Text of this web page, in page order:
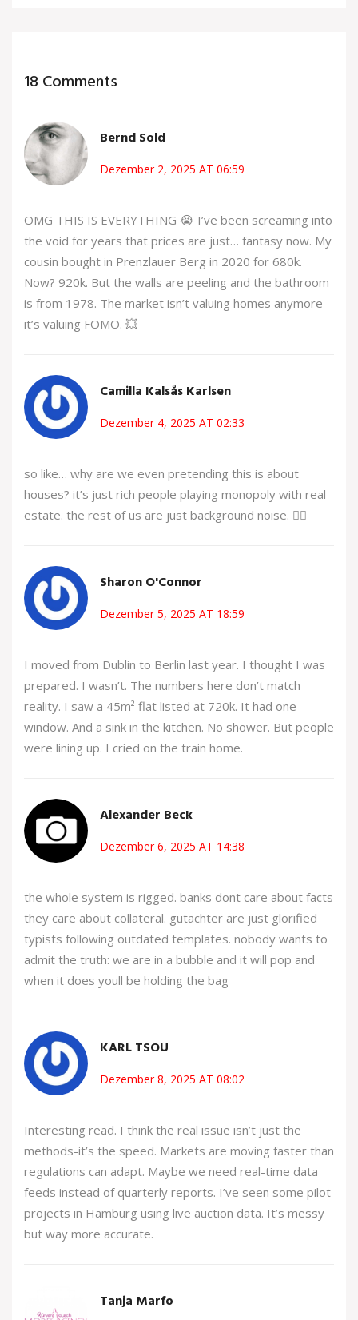
18 Comments
Bernd Sold
Dezember 2, 2025 AT 06:59
OMG THIS IS EVERYTHING 😭 I’ve been screaming into
the void for years that prices are just… fantasy now. My
cousin bought in Prenzlauer Berg in 2020 for 680k.
Now? 920k. But the walls are peeling and the bathroom
is from 1978. The market isn’t valuing homes anymore-
it’s valuing FOMO. 💥
Camilla Kalsås Karlsen
Dezember 4, 2025 AT 02:33
so like… why are we even pretending this is about
houses? it’s just rich people playing monopoly with real
estate. the rest of us are just background noise. 🤷‍♀️
Sharon O'Connor
Dezember 5, 2025 AT 18:59
I moved from Dublin to Berlin last year. I thought I was
prepared. I wasn’t. The numbers here don’t match
reality. I saw a 45m² flat listed at 720k. It had one
window. And a sink in the kitchen. No shower. But people
were lining up. I cried on the train home.
Alexander Beck
Dezember 6, 2025 AT 14:38
the whole system is rigged. banks dont care about facts
they care about collateral. gutachter are just glorified
typists following outdated templates. nobody wants to
admit the truth: we are in a bubble and it will pop and
when it does youll be holding the bag
KARL TSOU
Dezember 8, 2025 AT 08:02
Interesting read. I think the real issue isn’t just the
methods-it’s the speed. Markets are moving faster than
regulations can adapt. Maybe we need real-time data
feeds instead of quarterly reports. I’ve seen some pilot
projects in Hamburg using live auction data. It’s messy
but way more accurate.
Tanja Marfo